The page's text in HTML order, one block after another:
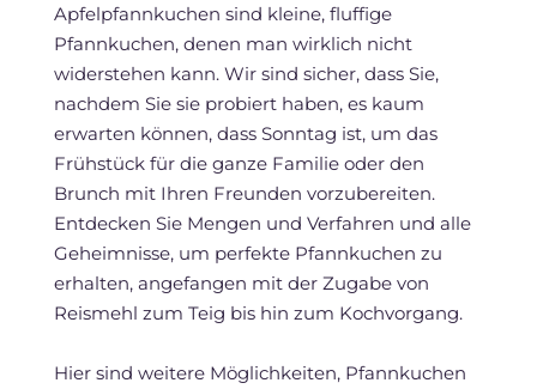
Apfelpfannkuchen sind kleine, fluffige
Pfannkuchen, denen man wirklich nicht
widerstehen kann. Wir sind sicher, dass Sie,
nachdem Sie sie probiert haben, es kaum
erwarten können, dass Sonntag ist, um das
Frühstück für die ganze Familie oder den
Brunch mit Ihren Freunden vorzubereiten.
Entdecken Sie Mengen und Verfahren und alle
Geheimnisse, um perfekte Pfannkuchen zu
erhalten, angefangen mit der Zugabe von
Reismehl zum Teig bis hin zum Kochvorgang.
Hier sind weitere Möglichkeiten, Pfannkuchen